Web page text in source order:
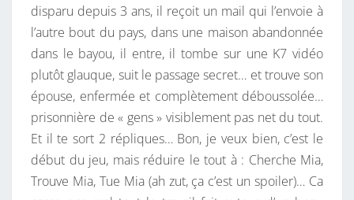
disparu depuis 3 ans, il reçoit un mail qui l’envoie à
l’autre bout du pays, dans une maison abandonnée
dans le bayou, il entre, il tombe sur une K7 vidéo
plutôt glauque, suit le passage secret… et trouve son
épouse, enfermée et complètement déboussolée…
prisonnière de « gens » visiblement pas net du tout.
Et il te sort 2 répliques… Bon, je veux bien, c’est le
début du jeu, mais réduire le tout à : Cherche Mia,
Trouve Mia, Tue Mia (ah zut, ça c’est un spoiler)… Ca